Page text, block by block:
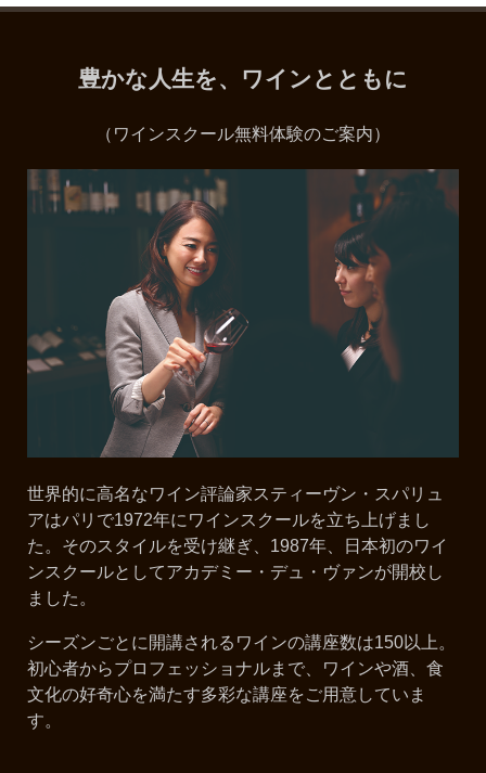
豊かな人生を、ワインとともに
（ワインスクール無料体験のご案内）
世界的に高名なワイン評論家スティーヴン・スパリュ
アはパリで1972年にワインスクールを立ち上げまし
た。そのスタイルを受け継ぎ、1987年、日本初のワイ
ンスクールとしてアカデミー・デュ・ヴァンが開校し
ました。
シーズンごとに開講されるワインの講座数は150以上。
初心者からプロフェッショナルまで、ワインや酒、食
文化の好奇心を満たす多彩な講座をご用意していま
す。